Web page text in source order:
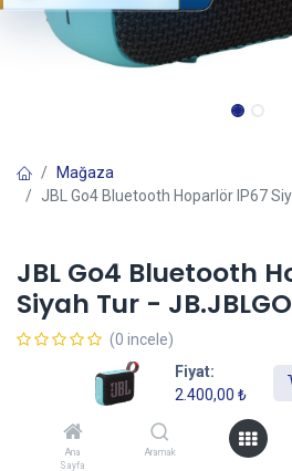
Fiyat:
2.400,00 ₺
Ana
Sayfa
Aramak
Mağaza
JBL Go4 Bluetooth Hoparlör IP67
JBL Go4 Bluetooth
Siyah Tur -
(0 incele)
2.400,00₺
Sepete